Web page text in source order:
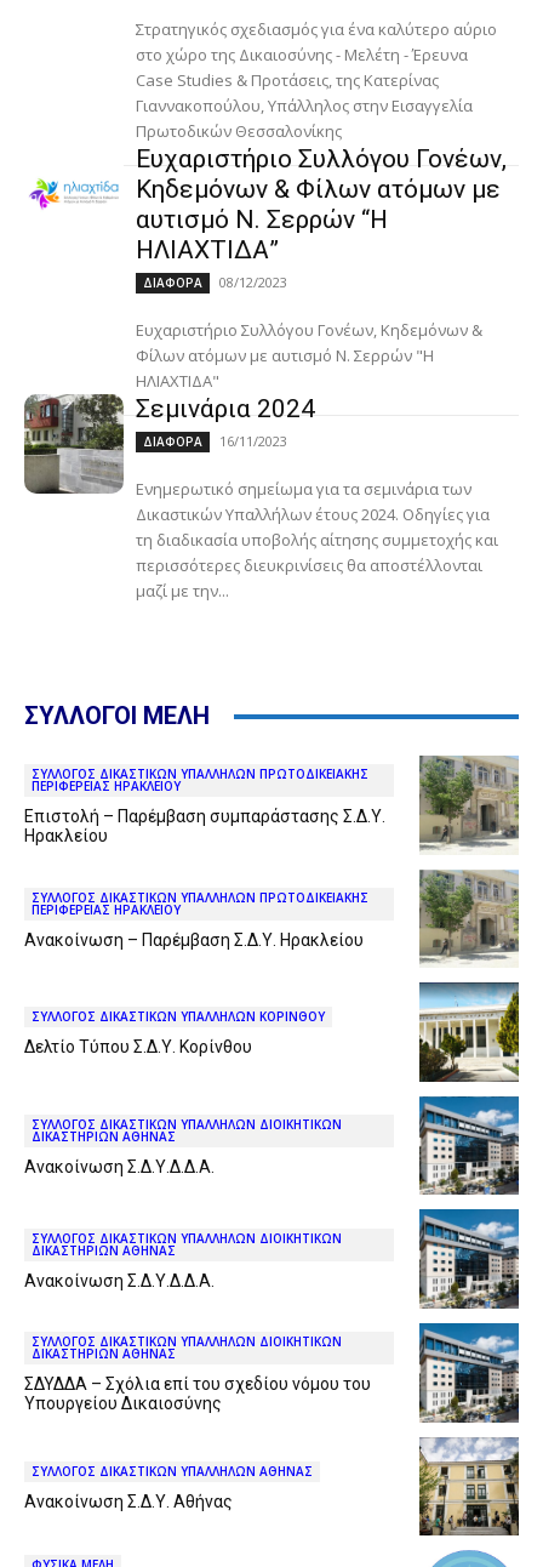
Στρατηγικός σχεδιασμός για ένα καλύτερο αύριο
στο χώρο της Δικαιοσύνης - Μελέτη - Έρευνα
Case Studies & Προτάσεις, της Κατερίνας
Γιαννακοπούλου, Υπάλληλος στην Εισαγγελία
Πρωτοδικών Θεσσαλονίκης
Ευχαριστήριο Συλλόγου Γονέων,
Κηδεμόνων & Φίλων ατόμων με
αυτισμό Ν. Σερρών “Η
ΗΛΙΑΧΤΙΔΑ”
ΔΙΑΦΟΡΑ 08/12/2023
Ευχαριστήριο Συλλόγου Γονέων, Κηδεμόνων &
Φίλων ατόμων με αυτισμό Ν. Σερρών "Η
ΗΛΙΑΧΤΙΔΑ"
Σεμινάρια 2024
ΔΙΑΦΟΡΑ 16/11/2023
Ενημερωτικό σημείωμα για τα σεμινάρια των
Δικαστικών Υπαλλήλων έτους 2024. Οδηγίες για
τη διαδικασία υποβολής αίτησης συμμετοχής και
περισσότερες διευκρινίσεις θα αποστέλλονται
μαζί με την...
ΣΥΛΛΟΓΟΙ ΜΕΛΗ
ΣΥΛΛΟΓΟΣ ΔΙΚΑΣΤΙΚΩΝ ΥΠΑΛΛΗΛΩΝ ΠΡΩΤΟΔΙΚΕΙΑΚΗΣ
ΠΕΡΙΦΕΡΕΙΑΣ ΗΡΑΚΛΕΙΟΥ
Επιστολή – Παρέμβαση συμπαράστασης Σ.Δ.Υ.
Ηρακλείου
ΣΥΛΛΟΓΟΣ ΔΙΚΑΣΤΙΚΩΝ ΥΠΑΛΛΗΛΩΝ ΠΡΩΤΟΔΙΚΕΙΑΚΗΣ
ΠΕΡΙΦΕΡΕΙΑΣ ΗΡΑΚΛΕΙΟΥ
Ανακοίνωση – Παρέμβαση Σ.Δ.Υ. Ηρακλείου
ΣΥΛΛΟΓΟΣ ΔΙΚΑΣΤΙΚΩΝ ΥΠΑΛΛΗΛΩΝ ΚΟΡΙΝΘΟΥ
Δελτίο Τύπου Σ.Δ.Υ. Κορίνθου
ΣΥΛΛΟΓΟΣ ΔΙΚΑΣΤΙΚΩΝ ΥΠΑΛΛΗΛΩΝ ΔΙΟΙΚΗΤΙΚΩΝ
ΔΙΚΑΣΤΗΡΙΩΝ ΑΘΗΝΑΣ
Ανακοίνωση Σ.Δ.Υ.Δ.Δ.Α.
ΣΥΛΛΟΓΟΣ ΔΙΚΑΣΤΙΚΩΝ ΥΠΑΛΛΗΛΩΝ ΔΙΟΙΚΗΤΙΚΩΝ
ΔΙΚΑΣΤΗΡΙΩΝ ΑΘΗΝΑΣ
Ανακοίνωση Σ.Δ.Υ.Δ.Δ.Α.
ΣΥΛΛΟΓΟΣ ΔΙΚΑΣΤΙΚΩΝ ΥΠΑΛΛΗΛΩΝ ΔΙΟΙΚΗΤΙΚΩΝ
ΔΙΚΑΣΤΗΡΙΩΝ ΑΘΗΝΑΣ
ΣΔΥΔΔΑ – Σχόλια επί του σχεδίου νόμου του
Υπουργείου Δικαιοσύνης
ΣΥΛΛΟΓΟΣ ΔΙΚΑΣΤΙΚΩΝ ΥΠΑΛΛΗΛΩΝ ΑΘΗΝΑΣ
Ανακοίνωση Σ.Δ.Υ. Αθήνας